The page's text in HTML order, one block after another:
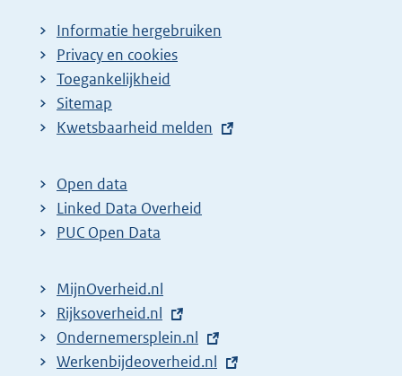
Informatie hergebruiken
Privacy en cookies
Toegankelijkheid
Sitemap
E
t
e
r
l
i
n
k
Kwetsbaarheid melden
Open data
Linked Data Overheid
PUC Open Data
MijnOverheid.nl
E
x
t
Rijksoverheid.nl
E
x
Ondernemersplein.nl
E
Werkenbijdeoverheid.nl